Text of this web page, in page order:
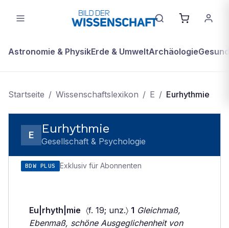
Astronomie & PhysikErde & UmweltArchäologie
Startseite / Wissenschaftslexikon / E / Eurhythmie
E Eurhythmie
Gesellschaft & Psychologie
BDW PLUS Exklusiv für Abonnenten
Eu|rhyth|mie 〈f. 19; unz.〉 1 Gleichmaß,
Ebenmaß, schöne Ausgeglichenheit von